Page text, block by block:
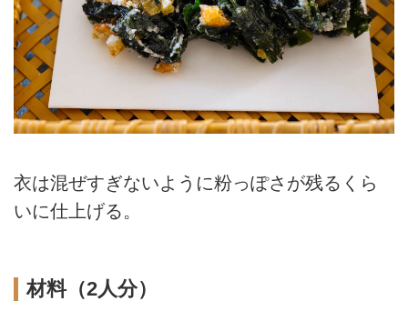
衣は混ぜすぎないように粉っぽさが残るくら
いに仕上げる。
材料（2人分）